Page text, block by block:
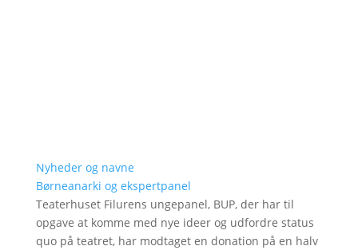
Nyheder og navne
Børneanarki og ekspertpanel
Teaterhuset Filurens ungepanel, BUP, der har til
opgave at komme med nye ideer og udfordre status
quo på teatret, har modtaget en donation på en halv